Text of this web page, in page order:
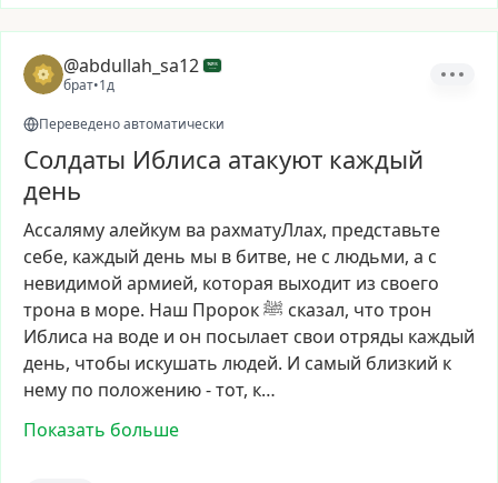
@abdullah_sa12
брат•1д
Переведено автоматически
Солдаты Иблиса атакуют каждый
день
Ассалямуалейкум ва рахматуЛлах, представьте
себе, каждый день мы в битве, не с людьми, а с
невидимой армией, которая выходит из своего
трона в море. Наш Пророкﷺ сказал, что трон
Иблиса на воде и он посылает свои отряды каждый
день, чтобы искушать людей. И самый близкий к
нему по положению-тот, к…
Показать больше